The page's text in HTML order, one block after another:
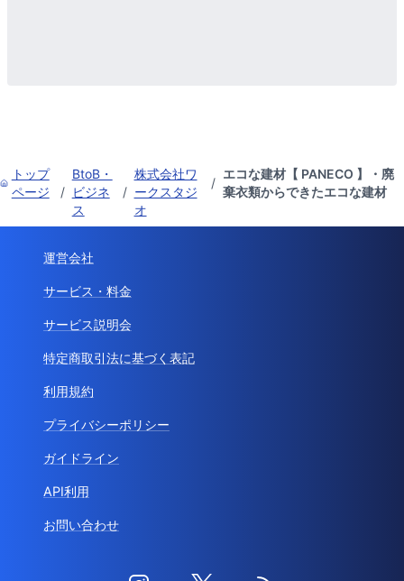
トップ
ページ
/
BtoB・
ビジネ
ス
/
株式会社ワ
ークスタジ
オ
/
エコな建材【 PANECO 】・廃
棄衣類からできたエコな建材
運営会社
サービス・料金
サービス説明会
特定商取引法に基づく表記
利用規約
プライバシーポリシー
ガイドライン
API利用
お問い合わせ